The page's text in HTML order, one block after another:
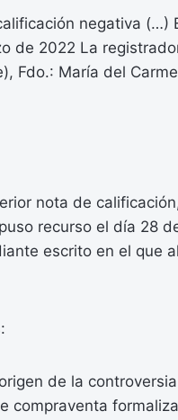
negativa (…)
de 2022 La
Fdo.: María del
nota de
recurso el día 28
escrito en el que
de la
compraventa